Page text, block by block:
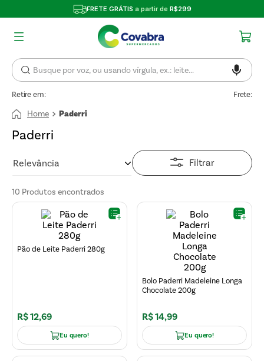
FRETE GRÁTIS a partir de R$299
Retire em: Frete:
Paderri
Paderri
Relevância Filtrar
10 Produtos
Pão de Leite Paderri 280g
R$12,69
Eu quero!
Bolo Paderri Madeleine Longa
Chocolate 200g
R$14,99
Eu quero!